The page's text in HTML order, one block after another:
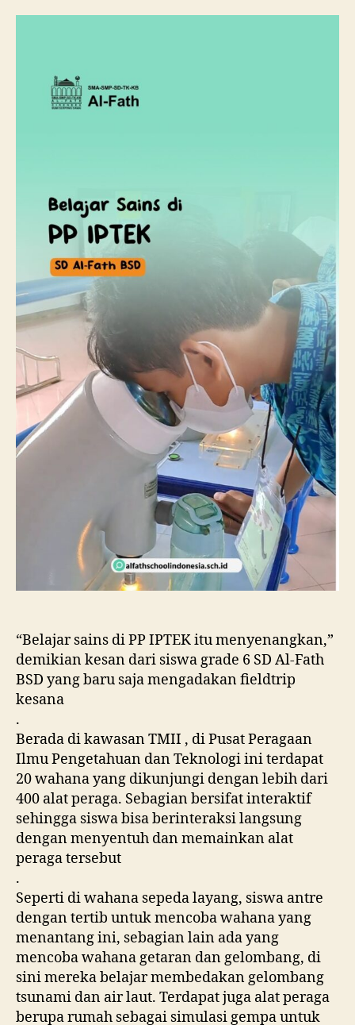
“Belajar sains di PP IPTEK itu menyenangkan,”
demikian kesan dari siswa grade 6 SD Al-Fath
BSD yang baru saja mengadakan fieldtrip
kesana
.
Berada di kawasan TMII , di Pusat Peragaan
Ilmu Pengetahuan dan Teknologi ini terdapat
20 wahana yang dikunjungi dengan lebih dari
400 alat peraga. Sebagian bersifat interaktif
sehingga siswa bisa berinteraksi langsung
dengan menyentuh dan memainkan alat
peraga tersebut
.
Seperti di wahana sepeda layang, siswa antre
dengan tertib untuk mencoba wahana yang
menantang ini, sebagian lain ada yang
mencoba wahana getaran dan gelombang, di
sini mereka belajar membedakan gelombang
tsunami dan air laut. Terdapat juga alat peraga
berupa rumah sebagai simulasi gempa untuk